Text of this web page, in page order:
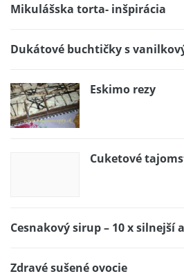
Mikulášska torta- inšpirácia
Dukátové buchtičky s
Eskimo rezy
Cuketové
Cesnakový sirup – 10 x silnejší
Zdravé sušené ovocie